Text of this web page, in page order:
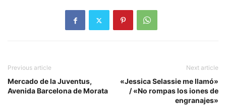
Previous article
Mercado de la Juventus,
Avenida Barcelona de Morata
Next article
«Jessica Selassie me llamó»
/ «No rompas los iones de
engranajes»